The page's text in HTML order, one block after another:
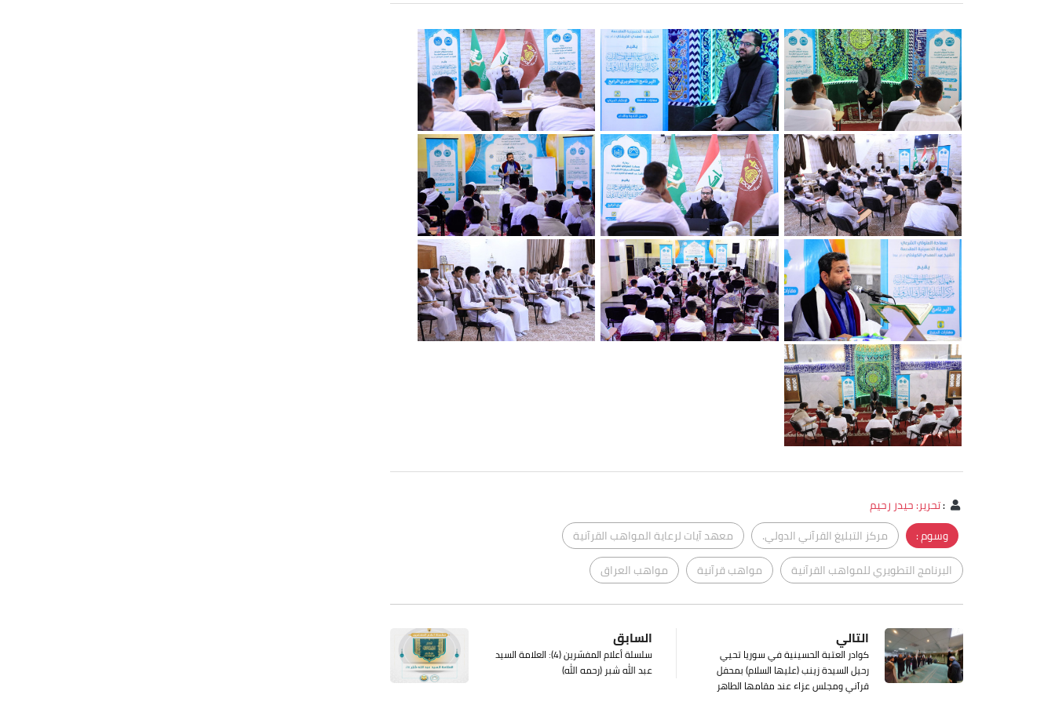
:تحرير: حيدر رحيم
وسوم :
مركز التبليغ القرآني الدولي.
معهد آيات لرعاية المواهب القرآنية
البرنامج التطويري للمواهب القرآنية
مواهب قرآنية مواهب العراق
السابق
سلسلة أعلام المفسّرين (4): العلامة السيد
عبد الله شبر (رحمه الله)
التالي
كوادر العتبة الحسينية في سوريا تحيي
رحيل السيدة زينب (عليها السلام) بمحفل
قرآني ومجلس عزاء عند مقامها الطاهر